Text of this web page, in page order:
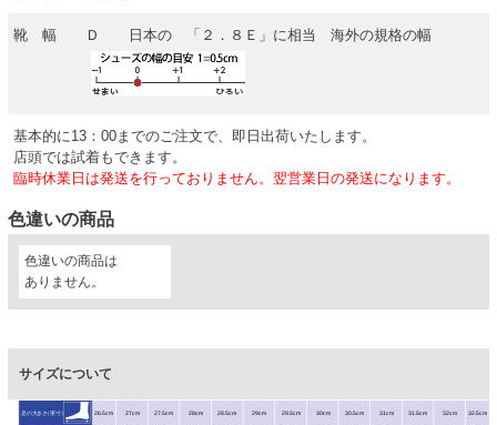
靴 幅 Ｄ 日本の 「２．８Ｅ」に相当 海外の規格の幅
基本的に13：00までのご注文で、即日出荷いたします。
店頭では試着もできます。
臨時休業日は発送を行っておりません。翌営業日の発送になります。
色違いの商品
色違いの商品は
ありません。
サイズについて